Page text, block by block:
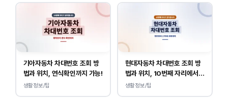
기아자동차 차대번호 조회 방
법과 위치, 연식확인까지 가능!
생활정보/팁
현대자동차 차대번호 조회 방
법과 위치, 10번째 자리에서
연식 확인!
생활정보/팁